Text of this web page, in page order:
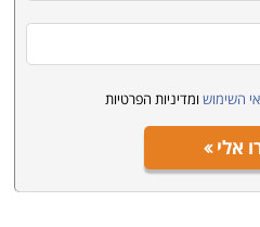
ומשרד התמ"ת יוכלו
מתאים.
השימוש ומדיניות הפרטיות
אלי